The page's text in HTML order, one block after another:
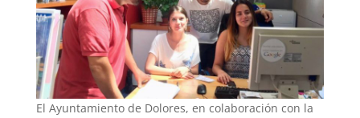
El Ayuntamiento de Dolores, en colaboración con la